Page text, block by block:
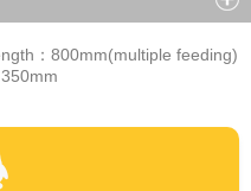
：800mm(multiple feeding)